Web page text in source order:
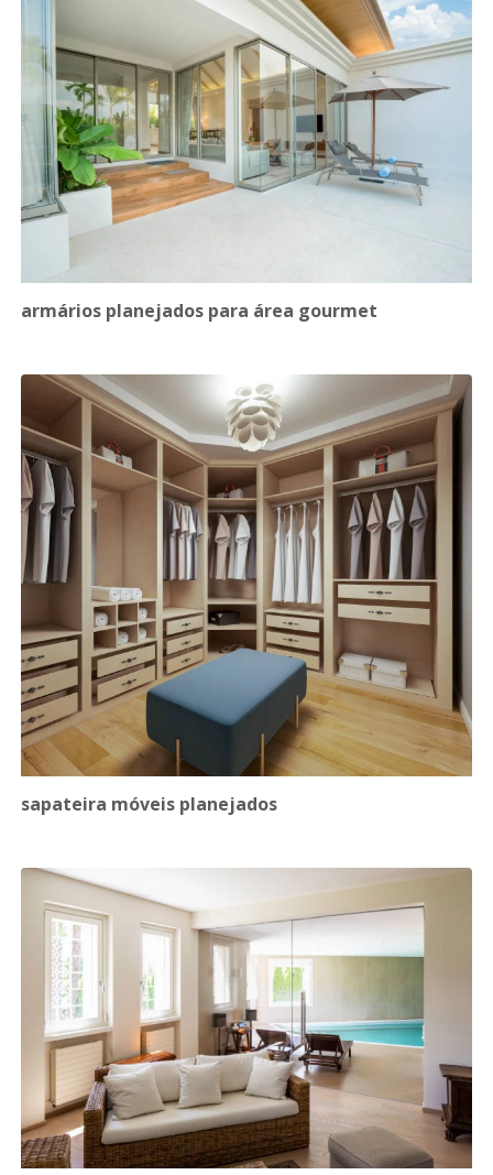
armários planejados para área gourmet
sapateira móveis planejados